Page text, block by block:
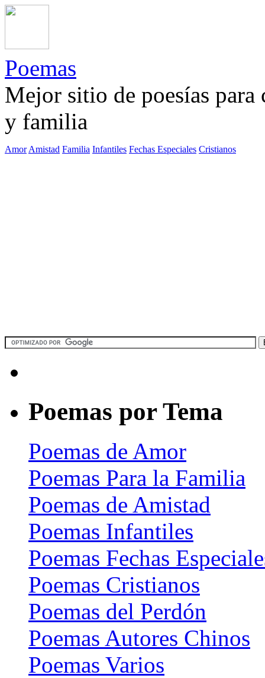
Poemas
Mejor sitio de poesías
y familia
Amor Amistad Familia Infantiles Fechas Especiales Cristianos
Poemas por Tema
Poemas de Amor
Poemas Para la Familia
Poemas de Amistad
Poemas Infantiles
Poemas Fechas
Poemas Cristianos
Poemas del Perdón
Poemas Autores Chinos
Poemas Varios